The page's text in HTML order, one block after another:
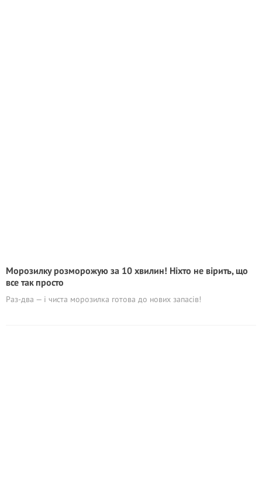
Морозилку розморожую за 10 хвилин! Ніхто не вірить, що
все так просто
Раз-два — і чиста морозилка готова до нових запасів!